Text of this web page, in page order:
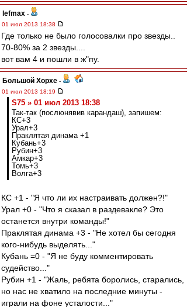
lefmax -
01 июл 2013 18:38
Где только не было голосовалки про звезды..
70-80% за 2 звезды....
вот вам 4 и пошли в ж"пу.
Большой Хорхе -
01 июл 2013 18:19
S75 » 01 июл 2013 18:38
Так-так (послюнявив карандаш), запишем:
КС+3
Урал+3
Праклятая динама +1
Кубань+3
Рубин+3
Амкар+3
Томь+3
Волга+3
КС +1 - "Я что ли их настраивать должен?!"
Урал +0 - "Что я сказал в раздевакле? Это
останется внутри команды!"
Праклятая динама +3 - "Не хотел бы сегодня
кого-нибудь выделять..."
Кубань =0 - "Я не буду комментировать
судейство..."
Рубин +1 - "Жаль, ребята боролись, старались,
но нас не хватило на последние минуты -
играли на фоне усталости..."